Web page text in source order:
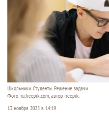
Школьники. Студенты. Решение задачи.
Фото: ru.freepik.com, автор freepik.
13 ноября 2025 в 14:19